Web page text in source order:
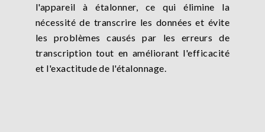
l'appareil à étalonner, ce qui élimine la
nécessité de transcrire les données et évite
les problèmes causés par les erreurs de
transcription tout en améliorant l'efficacité
et l'exactitude de l'étalonnage.